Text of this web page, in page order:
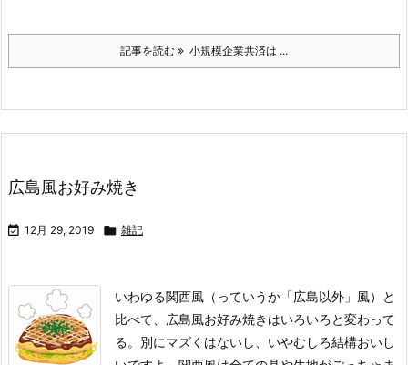
記事を読む 小規模企業共済は ...
広島風お好み焼き
 12月 29, 2019  雑記
いわゆる関西風（っていうか「広島以外」風）と
比べて、広島風お好み焼きはいろいろと変わって
る。別にマズくはないし、いやむしろ結構おいし